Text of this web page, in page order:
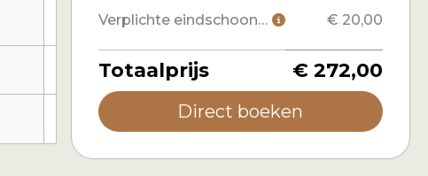
- - -
- -
- - -
Verplichte eindschoonmaak
€ 20,00
Totaalprijs € 272,00
Direct boeken